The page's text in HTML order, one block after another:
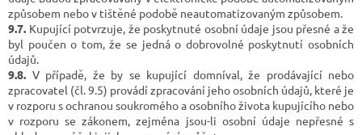
způsobem nebo v tištěné podobě neautomatizovaným způsobem.
9.7. Kupující potvrzuje, že poskytnuté osobní údaje jsou přesné a že
byl poučen o tom, že se jedná o dobrovolné poskytnutí osobních
údajů.
9.8. V případě, že by se kupující domníval, že prodávající nebo
zpracovatel (čl. 9.5) provádí zpracování jeho osobních údajů, které je
v rozporu s ochranou soukromého a osobního života kupujícího nebo
v rozporu se zákonem, zejména jsou-li osobní údaje nepřesné s